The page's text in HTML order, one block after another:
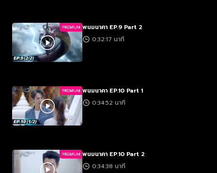
PREMIUM พนมนาคา EP.9 Part 2
0:32:17 นาที
PREMIUM พนมนาคา EP.10 Part 1
0:34:52 นาที
PREMIUM พนมนาคา EP.10 Part 2
0:34:38 นาที